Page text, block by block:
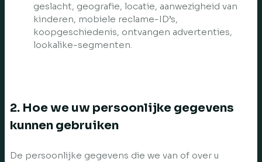
geslacht, geografie, locatie, aanwezigheid van
kinderen, mobiele reclame-ID’s,
koopgeschiedenis, ontvangen advertenties,
lookalike-segmenten.
2. Hoe we uw persoonlijke gegevens
kunnen gebruiken
De persoonlijke gegevens die we van of over u